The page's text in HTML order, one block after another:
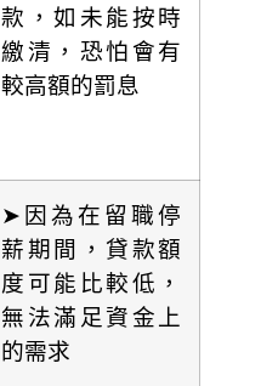
款，如未能按時
繳清，恐怕會有
較高額的罰息
➤因為在留職停
薪期間，貸款額
度可能比較低，
無法滿足資金上
的需求